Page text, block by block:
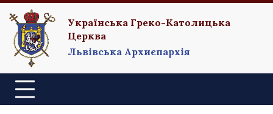
Українська Греко-Католицька
Церква
Львівська Архиєпархія